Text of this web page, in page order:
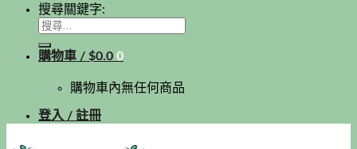
搜尋關鍵字:
購物車 / $0.0 0
購物車內無任何商品
登入 / 註冊